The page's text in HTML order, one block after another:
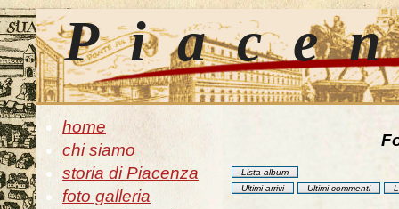
home
chi siamo
storia di Piacenza
foto galleria
Lista album
Ultimi arrivi
Ultimi commenti